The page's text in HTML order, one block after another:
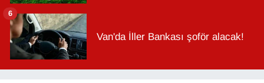
Van'da İller Bankası şoför alacak!
6